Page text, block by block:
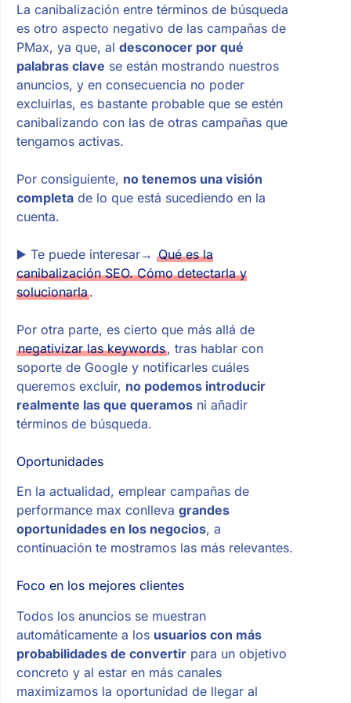
La canibalización entre términos de búsqueda
es otro aspecto negativo de las campañas de
PMax, ya que, al desconocer por qué
palabras clave se están mostrando nuestros
anuncios, y en consecuencia no poder
excluirlas, es bastante probable que se estén
canibalizando con las de otras campañas que
tengamos activas.
Por consiguiente, no tenemos una visión
completade lo que está sucediendo en la
cuenta.
▶️ Te puede interesar→ Qué es la
canibalización SEO. Cómo detectarla y
solucionarla.
Por otra parte, es cierto que más allá de
negativizar las keywords, tras hablar con
soporte de Google y notificarles cuáles
queremos excluir, no podemos introducir
realmente las que queramosni añadir
términos de búsqueda.
Oportunidades
En la actualidad, emplear campañas de
performance max conlleva grandes
oportunidades en los negocios, a
continuación te mostramos las más relevantes.
Foco en los mejores clientes
Todos los anuncios se muestran
automáticamente a los usuarios con más
probabilidades de convertirpara un objetivo
concreto y al estar en más canales
maximizamos la oportunidad de llegar al